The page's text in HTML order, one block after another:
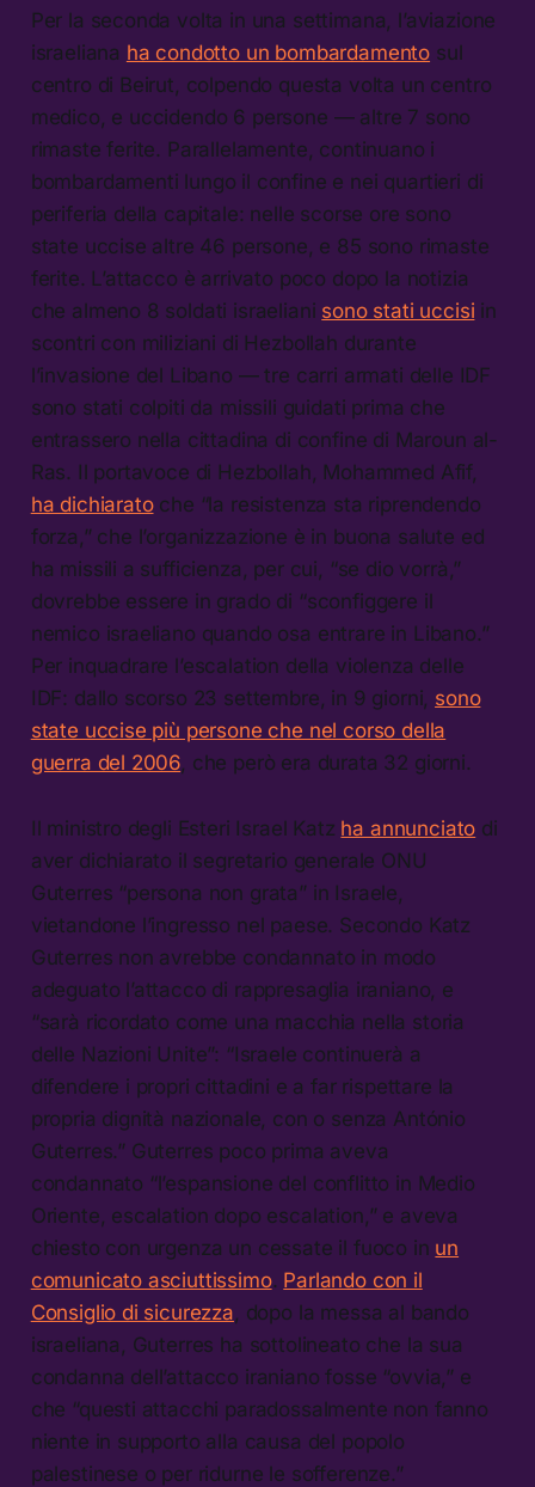
Per la seconda volta in una settimana, l’aviazione
israeliana ha condotto un bombardamento sul
centro di Beirut, colpendo questa volta un centro
medico, e uccidendo 6 persone — altre 7 sono
rimaste ferite. Parallelamente, continuano i
bombardamenti lungo il confine e nei quartieri di
periferia della capitale: nelle scorse ore sono
state uccise altre 46 persone, e 85 sono rimaste
ferite. L’attacco è arrivato poco dopo la notizia
che almeno 8 soldati israeliani sono stati uccisi in
scontri con miliziani di Hezbollah durante
l’invasione del Libano — tre carri armati delle IDF
sono stati colpiti da missili guidati prima che
entrassero nella cittadina di confine di Maroun al-
Ras. Il portavoce di Hezbollah, Mohammed Afif,
ha dichiaratoche “la resistenza sta riprendendo
forza,” che l’organizzazione è in buona salute ed
ha missili a sufficienza, per cui, “se dio vorrà,”
dovrebbe essere in grado di “sconfiggere il
nemico israeliano quando osa entrare in Libano.”
Per inquadrare l’escalation della violenza delle
IDF: dallo scorso 23 settembre, in 9 giorni, sono
state uccise più persone che nel corso della
guerra del 2006 , che però era durata 32 giorni.
Il ministro degli Esteri Israel Katz ha annunciato di
aver dichiarato il segretario generale ONU
Guterres “persona non grata” in Israele,
vietandone l’ingresso nel paese. Secondo Katz
Guterres non avrebbe condannato in modo
adeguato l’attacco di rappresaglia iraniano, e
“sarà ricordato come una macchia nella storia
delle Nazioni Unite”: “Israele continuerà a
difendere i propri cittadini e a far rispettare la
propria dignità nazionale, con o senza António
Guterres.” Guterres poco prima aveva
condannato “l’espansione del conflitto in Medio
Oriente, escalation dopo escalation,” e aveva
chiesto con urgenza un cessate il fuoco in un
comunicato asciuttissimo. Parlando con il
Consiglio di sicurezza , dopo la messa al bando
israeliana, Guterres ha sottolineato che la sua
condanna dell’attacco iraniano fosse “ovvia,” e
che “questi attacchi paradossalmente non fanno
niente in supporto alla causa del popolo
palestinese o per ridurne le sofferenze.”